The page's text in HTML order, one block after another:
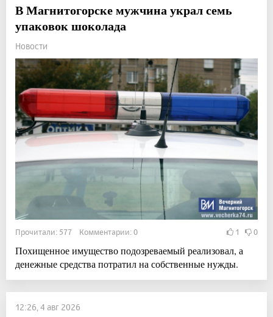
В Магнитогорске мужчина украл семь
упаковок шоколада
Новости
Прочитали: 577 Комментарии: 0 1 0
Похищенное имущество подозреваемый реализовал, а
денежные средства потратил на собственные нужды.
12:26, 4 авг 2026